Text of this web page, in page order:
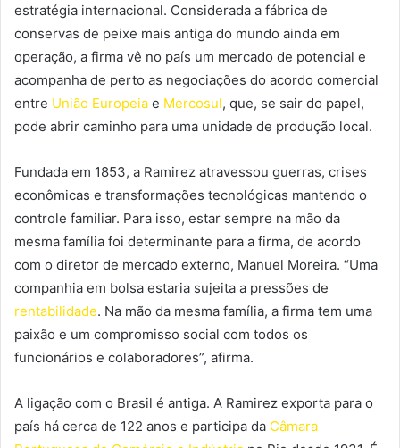
estratégia internacional. Considerada a fábrica de
conservas de peixe mais antiga do mundo ainda em
operação, a firma vê no país um mercado de potencial e
acompanha de perto as negociações do acordo comercial
entre União Europeia e Mercosul, que, se sair do papel,
pode abrir caminho para uma unidade de produção local.
Fundada em 1853, a Ramirez atravessou guerras, crises
econômicas e transformações tecnológicas mantendo o
controle familiar. Para isso, estar sempre na mão da
mesma família foi determinante para a firma, de acordo
com o diretor de mercado externo, Manuel Moreira. “Uma
companhia em bolsa estaria sujeita a pressões de
rentabilidade. Na mão da mesma família, a firma tem uma
paixão e um compromisso social com todos os
funcionários e colaboradores”, afirma.
A ligação com o Brasil é antiga. A Ramirez exporta para o
país há cerca de 122 anos e participa da Câmara